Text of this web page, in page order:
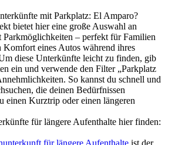
mit Parkplatz: El Amparo?
bietet hier eine große Auswahl an
Parkmöglichkeiten – perfekt für Familien
Komfort eines Autos während ihres
diese Unterkünfte leicht zu finden, gib
ein und verwende den Filter „Parkplatz
So kannst du schnell und
die deinen Bedürfnissen
einen Kurztrip oder einen längeren
für längere Aufenthalte hier finden:
für längere Aufenthalte ist der